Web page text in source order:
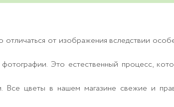
от изображения вследствии
Это естественный процесс,
цветы в нашем магазине свежие и